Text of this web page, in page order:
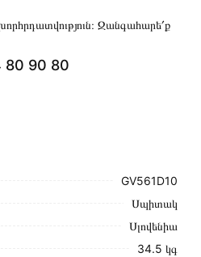
GV561D10
Սպիտակ
Սլովենիա
34.5 կգ
Զանգահարե՛ք
80 90 80